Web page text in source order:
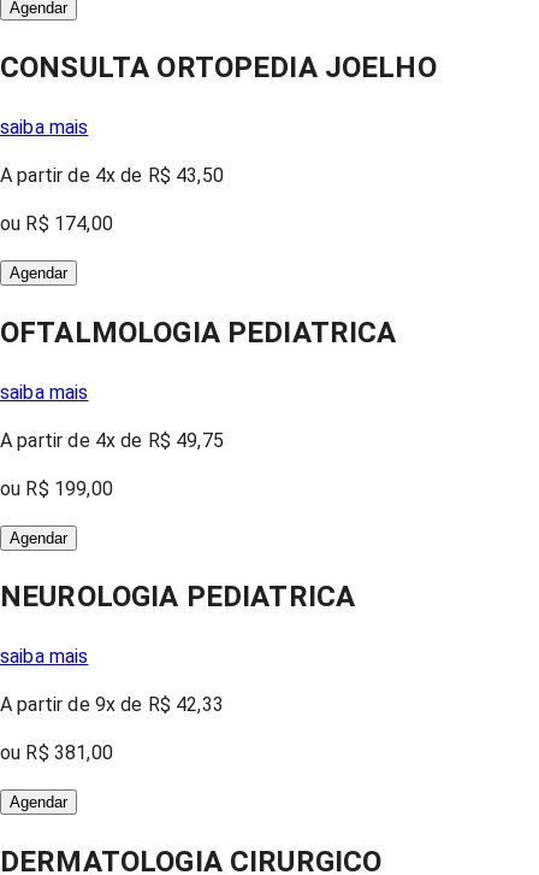
Agendar
CONSULTA ORTOPEDIA JOELHO
saiba mais
A partir de 4x de R$ 43,50
ou R$ 174,00
Agendar
OFTALMOLOGIA PEDIATRICA
saiba mais
A partir de 4x de R$ 49,75
ou R$ 199,00
Agendar
NEUROLOGIA PEDIATRICA
saiba mais
A partir de 9x de R$ 42,33
ou R$ 381,00
Agendar
DERMATOLOGIA CIRURGICO